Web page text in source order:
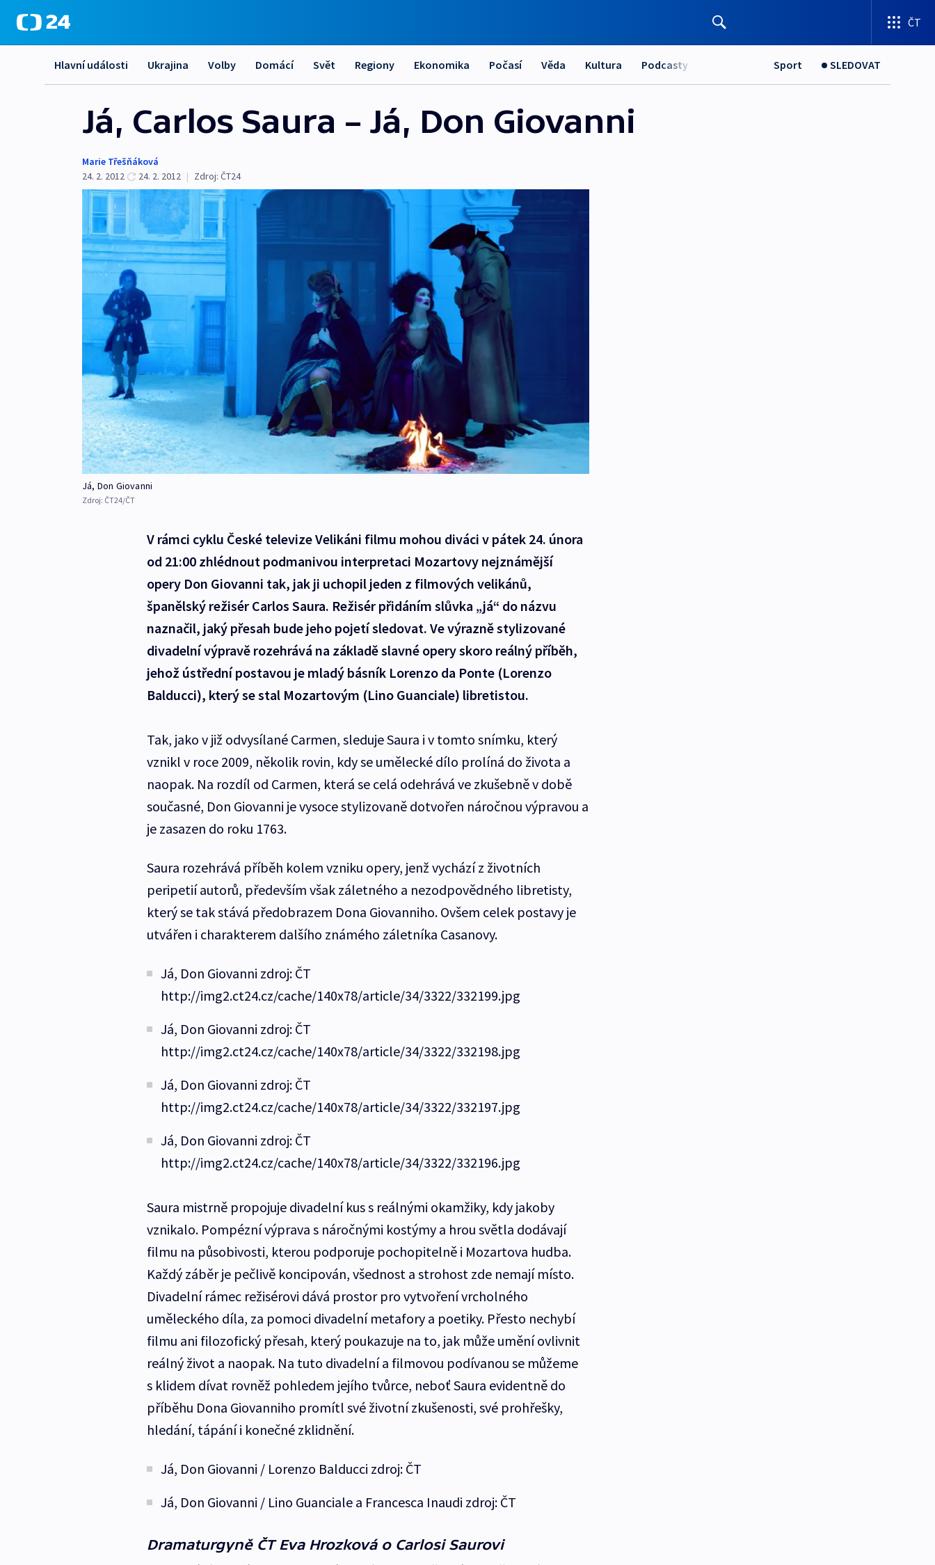
ČT
Hlavní události Ukrajina Volby Domácí Svět Regiony Ekonomika Počasí Věda Kultura Podcasty Sport SLEDOVAT
Já, Carlos Saura – Já, Don Giovanni
Marie Třešňáková
24. 2. 2012
24. 2. 2012 | Zdroj: ČT24
Já, Don Giovanni
Zdroj: ČT24/ČT
V rámci cyklu České televize Velikáni filmu mohou diváci v pátek 24. února
od 21:00 zhlédnout podmanivou interpretaci Mozartovy nejznámější
opery Don Giovanni tak, jak ji uchopil jeden z filmových velikánů,
španělský režisér Carlos Saura. Režisér přidáním slůvka „já“ do názvu
naznačil, jaký přesah bude jeho pojetí sledovat. Ve výrazně stylizované
divadelní výpravě rozehrává na základě slavné opery skoro reálný příběh,
jehož ústřední postavou je mladý básník Lorenzo da Ponte (Lorenzo
Balducci), který se stal Mozartovým (Lino Guanciale) libretistou.
Tak, jako v již odvysílané Carmen, sleduje Saura i v tomto snímku, který
vznikl v roce 2009, několik rovin, kdy se umělecké dílo prolíná do života a
naopak. Na rozdíl od Carmen, která se celá odehrává ve zkušebně v době
současné, Don Giovanni je vysoce stylizovaně dotvořen náročnou výpravou a
je zasazen do roku 1763.
Saura rozehrává příběh kolem vzniku opery, jenž vychází z životních
peripetií autorů, především však záletného a nezodpovědného libretisty,
který se tak stává předobrazem Dona Giovanniho. Ovšem celek postavy je
utvářen i charakterem dalšího známého záletníka Casanovy.
Já, Don Giovanni zdroj: ČT
http://img2.ct24.cz/cache/140x78/article/34/3322/332199.jpg
Já, Don Giovanni zdroj: ČT
http://img2.ct24.cz/cache/140x78/article/34/3322/332198.jpg
Já, Don Giovanni zdroj: ČT
http://img2.ct24.cz/cache/140x78/article/34/3322/332197.jpg
Já, Don Giovanni zdroj: ČT
http://img2.ct24.cz/cache/140x78/article/34/3322/332196.jpg
Saura mistrně propojuje divadelní kus s reálnými okamžiky, kdy jakoby
vznikalo. Pompézní výprava s náročnými kostýmy a hrou světla dodávají
filmu na působivosti, kterou podporuje pochopitelně i Mozartova hudba.
Každý záběr je pečlivě koncipován, všednost a strohost zde nemají místo.
Divadelní rámec režisérovi dává prostor pro vytvoření vrcholného
uměleckého díla, za pomoci divadelní metafory a poetiky. Přesto nechybí
filmu ani filozofický přesah, který poukazuje na to, jak může umění ovlivnit
reálný život a naopak. Na tuto divadelní a filmovou podívanou se můžeme
s klidem dívat rovněž pohledem jejího tvůrce, neboť Saura evidentně do
příběhu Dona Giovanniho promítl své životní zkušenosti, své prohřešky,
hledání, tápání i konečné zklidnění.
Já, Don Giovanni / Lorenzo Balducci zdroj: ČT
Já, Don Giovanni / Lino Guanciale a Francesca Inaudi zdroj: ČT
Dramaturgyně ČT Eva Hrozková o Carlosi Saurovi